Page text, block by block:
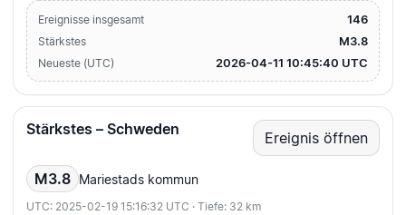
Ereignisse insgesamt 146
Stärkstes M3.8
Neueste (UTC) 2026-04-11 10:45:40 UTC
Stärkstes – Schweden Ereignis öffnen
M3.8 Mariestads kommun
UTC: 2025-02-19 15:16:32 UTC · Tiefe: 32 km